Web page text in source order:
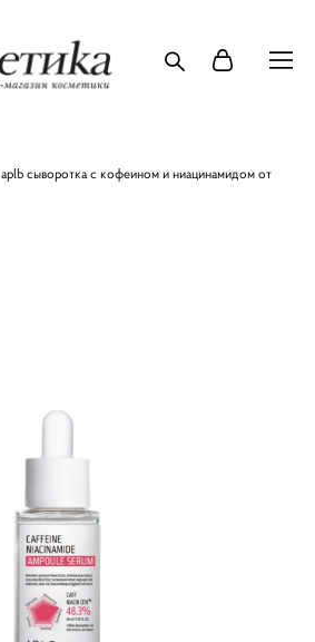
aplb сыворотка с кофеином и ниацинамидом от